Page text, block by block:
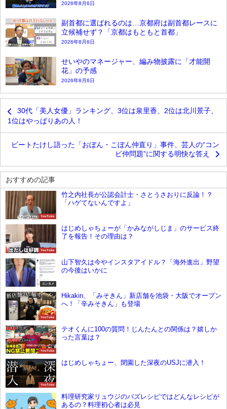
2026年8月6日
副首都に選ばれるのは…京都府は副首都レースに
立候補せず？「京都はもともと首都」
2026年8月6日
せいやのマネージャー、編み物披露に「才能開
花」の予感
2026年8月6日
30代「美人女優」ランキング、3位は泉里香、2位は北川景子、
1位はやっぱりあの人！
ビートたけし語った「おぼん・こぼん仲直り」事件、芸人の“コン
ビ仲問題”に関する明快な答え
おすすめの記事
YouTube
竹之内社長が公認会計士・さとうさおりに反論！？
「ハゲてないんですよ」
YouTube
はじめしゃちょーが「かみながしじま」のサービス終
了を報告！その理由は？
エンタメ
山下智久は今やインスタアイドル？「海外進出」野望
の今後はいかに
YouTube
Hikakin、「みそきん」新店舗を池袋・大阪でオープン
へ！「辛みそきん」も登場
YouTube
テオくんに100の質問！じんたんとの関係は？嬉しか
った言葉は？
YouTube
はじめしゃちょー、閉園した深夜のUSJに潜入！
料理研究家リュウジのバズレシピではどんなレシピが
あるの？料理初心者は必見